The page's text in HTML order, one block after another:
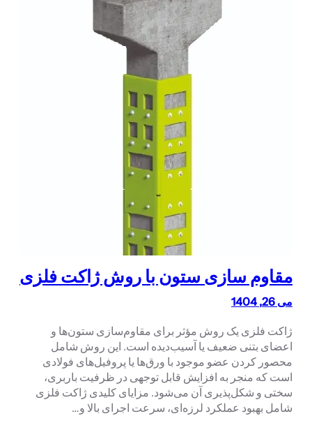
مقاوم سازی ستون با روش ژاکت فلزی
می 26, 1404
ژاکت فلزی یک روش مؤثر برای مقاوم‌سازی ستون‌ها و
اعضای بتنی ضعیف یا آسیب‌دیده است. این روش شامل
محصور کردن عضو موجود با ورق‌ها یا پروفیل‌های فولادی
است که منجر به افزایش قابل توجهی در ظرفیت باربری،
سختی و شکل‌پذیری آن می‌شود. مزایای کلیدی ژاکت فلزی
شامل بهبود عملکرد لرزه‌ای، سرعت اجرای بالا و…